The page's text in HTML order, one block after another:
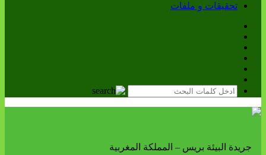
تحقيقات و ملفات